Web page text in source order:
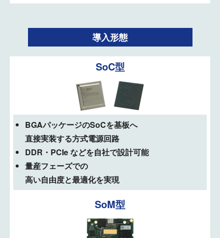
導入形態
SoC型
BGAパッケージのSoCを基板へ
直接実装する方式電源回路
DDR・PCIe などを自社で設計可能
量産フェーズでの
高い自由度と最適化を実現
SoM型